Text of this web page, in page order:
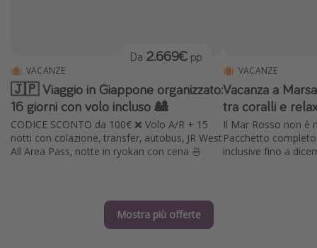
VACANZE
🇯🇵 Viaggio in Giappone organizzato:
16 giorni con volo incluso 🎎
CODICE SCONTO da 100€ ❌ Volo A/R + 15
notti con colazione, transfer, autobus, JR West
All Area Pass, notte in ryokan con cena 🍜
Da 2.669€ pp
VACANZE
Vacanza a
tra coralli e
Il Mar Rosso non è
Pacchetto
inclusive fino a
Mostra più offerte